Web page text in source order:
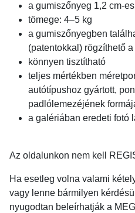
a gumiszőnyeg 1,2 cm-
tömege: 4–5 kg
a gumiszőnyegben
(patentokkal) rögzíthető
könnyen tisztítható
teljes mértékben
autótípushoz gyártott,
padlólemezéjének
a galériában eredeti fotó
Az oldalunkon nem kell
Ha esetleg volna valami
vagy lenne bármilyen
nyugodtan beleírhatják a